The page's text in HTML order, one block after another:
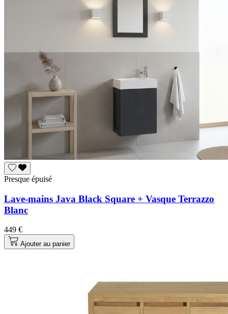
Presque épuisé
Lave-mains Java Black Square + Vasque Terrazzo
Blanc
449 €
Ajouter au panier